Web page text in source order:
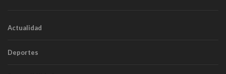
Actualidad
Deportes